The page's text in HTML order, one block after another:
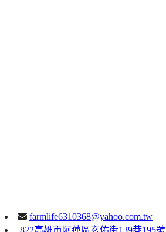
farmlife6310368@yahoo.com.tw